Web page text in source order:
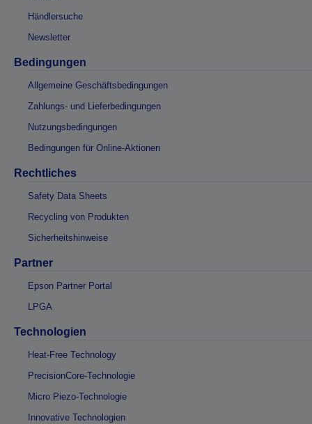
Händlersuche
Newsletter
Bedingungen
Allgemeine Geschäftsbedingungen
Zahlungs- und Lieferbedingungen
Nutzungsbedingungen
Bedingungen für Online-Aktionen
Rechtliches
Safety Data Sheets
Recycling von Produkten
Sicherheitshinweise
Partner
Epson Partner Portal
LPGA
Technologien
Heat-Free Technology
PrecisionCore-Technologie
Micro Piezo-Technologie
Innovative Technologien